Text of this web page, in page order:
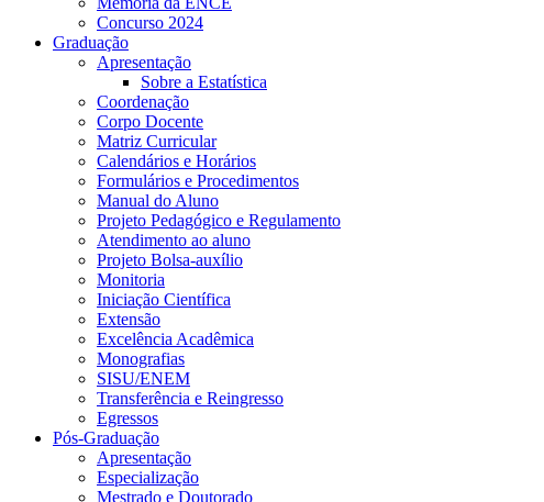
Concurso 2024
Graduação
Apresentação
Sobre a Estatística
Coordenação
Corpo Docente
Matriz Curricular
Calendários e Horários
Formulários e Procedimentos
Manual do Aluno
Projeto Pedagógico e Regulamento
Atendimento ao aluno
Projeto Bolsa-auxílio
Monitoria
Iniciação Científica
Extensão
Excelência Acadêmica
Monografias
SISU/ENEM
Transferência e Reingresso
Egressos
Pós-Graduação
Apresentação
Especialização
Mestrado e Doutorado